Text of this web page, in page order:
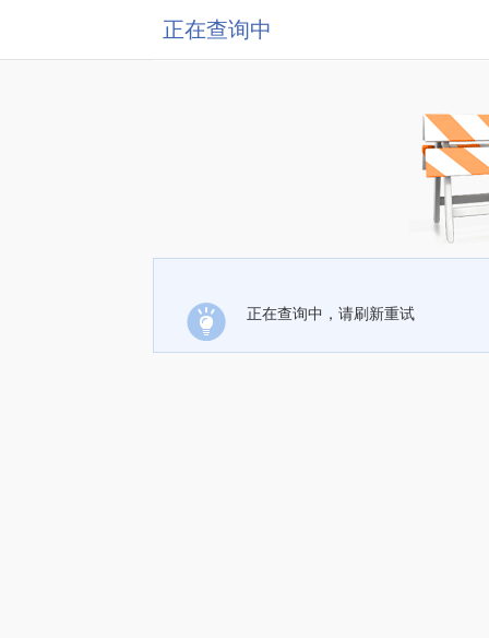
正在查询中
正在查询中，请刷新重试